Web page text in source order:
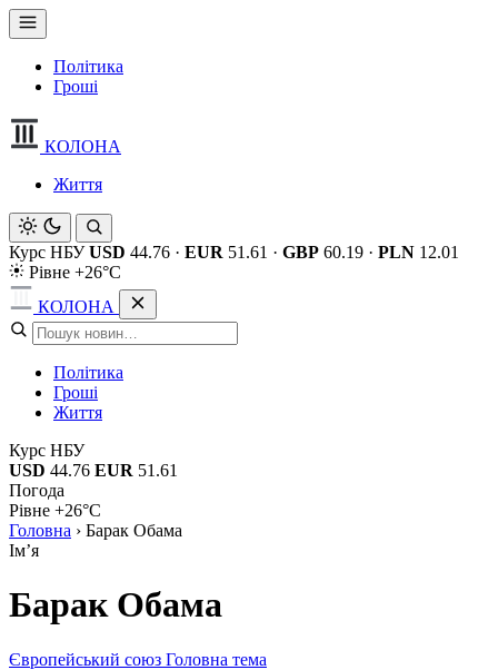
Політика
Гроші
КОЛОНА
Життя
Курс НБУ USD 44.76 · EUR 51.61 · GBP 60.19 · PLN 12.01
Рівне +26°C
КОЛОНА
Політика
Гроші
Життя
Курс НБУ
USD 44.76 EUR 51.61
Погода
Рівне +26°C
Головна › Барак Обама
Імʼя
Барак Обама
Європейський союз Головна тема